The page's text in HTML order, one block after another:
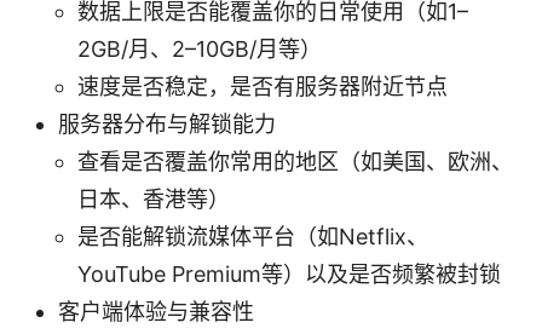
数据上限是否能覆盖你的日常使用（如1–
2GB/月、2–10GB/月等）
速度是否稳定，是否有服务器附近节点
服务器分布与解锁能力
查看是否覆盖你常用的地区（如美国、欧洲、
日本、香港等）
是否能解锁流媒体平台（如Netflix、
YouTube Premium等）以及是否频繁被封锁
客户端体验与兼容性